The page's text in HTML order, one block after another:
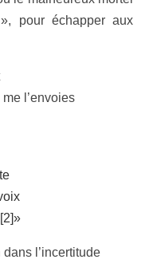
pour échapper aux
l’envoies
l’incertitude